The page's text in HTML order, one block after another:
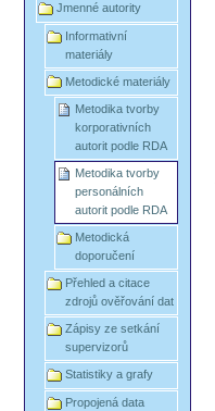
Jmenné autority
Informativní
materiály
Metodické materiály
Metodika tvorby
korporativních
autorit podle RDA
Metodika tvorby
personálních
autorit podle RDA
Metodická
doporučení
Přehled a citace
zdrojů ověřování dat
Zápisy ze setkání
supervizorů
Statistiky a grafy
Propojená data